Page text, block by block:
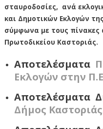
σταυροδοσίες, ανά
και Δημοτικών Εκλογών
σύμφωνα με τους
Πρωτοδικείου Καστοριάς.
Αποτελέσματα
Εκλογών στην
Αποτελέσματα
Δήμος